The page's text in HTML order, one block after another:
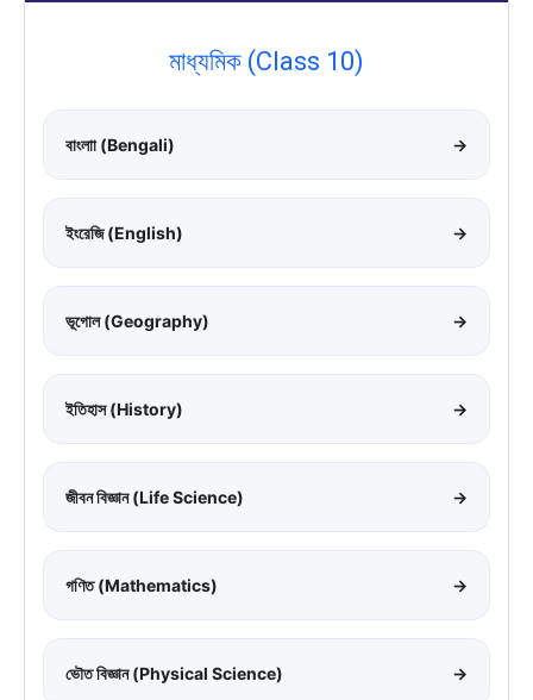
মাধ্যমিক (Class 10)
বাংলাা (Bengali) →
ইংরেজি (English) →
ভূগোল (Geography) →
ইতিহাস (History) →
জীবন বিজ্ঞান (Life Science) →
গণিত (Mathematics) →
ভৌত বিজ্ঞান (Physical Science) →